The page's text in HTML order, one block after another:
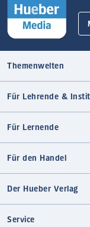
Themenwelten
Für Lehrende &
Für Lernende
Für den Handel
Der Hueber Verlag
Service